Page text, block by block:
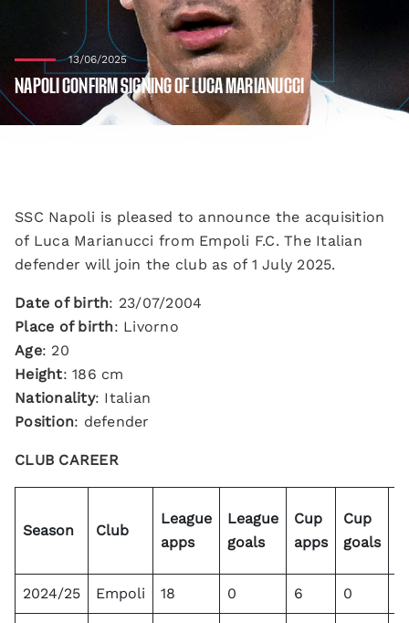
13/06/2025
NAPOLI CONFIRM SIGNING OF LUCA MARIANUCCI
SSC Napoli is pleased to announce the acquisition
of Luca Marianucci from Empoli F.C. The Italian
defender will join the club as of 1 July 2025.
Date of birth: 23/07/2004
Place of birth: Livorno
Age: 20
Height: 186 cm
Nationality: Italian
Position: defender
CLUB CAREER
Season Club
League
apps
League
goals
Cup
apps
Cup
goals
2024/25 Empoli 18 0 6 0